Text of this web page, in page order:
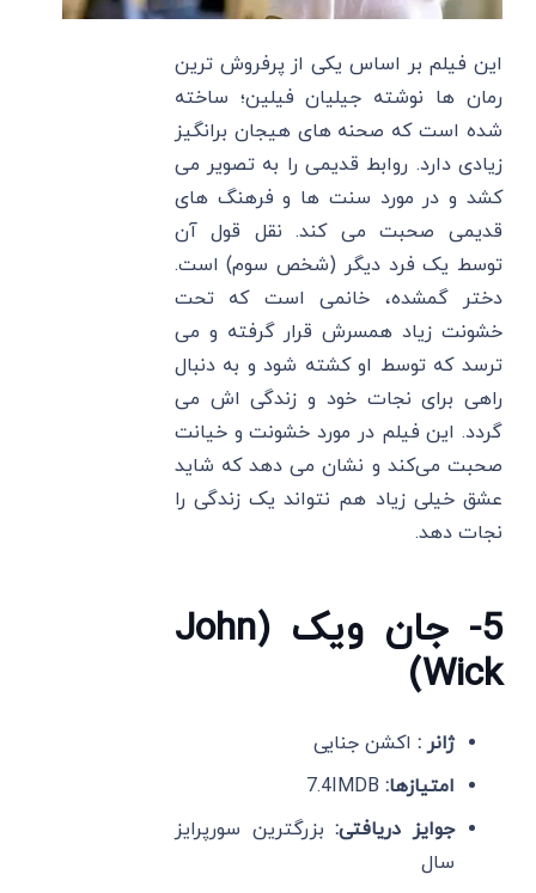
این فیلم بر اساس یکی از پرفروش ترین
رمان ها نوشته جیلیان فیلین؛ ساخته
شده است که صحنه های هیجان برانگیز
زیادی دارد. روابط قدیمی را به تصویر می
کشد و در مورد سنت ها و فرهنگ های
قدیمی صحبت می کند. نقل قول آن
توسط یک فرد دیگر (شخص سوم) است.
دختر گمشده، خانمی است که تحت
خشونت زیاد همسرش قرار گرفته و می
ترسد که توسط او کشته شود و به دنبال
راهی برای نجات خود و زندگی اش می
گردد. این فیلم در مورد خشونت و خیانت
صحبت می‌کند و نشان می‌ دهد که شاید
عشق خیلی زیاد هم نتواند یک زندگی را
نجات دهد.
5- جان ویک (John
Wick)
ژانر : اکشن جنایی
امتیازها: 7.4IMDB
جوایز دریافتی: بزرگترین سورپرایز
سال